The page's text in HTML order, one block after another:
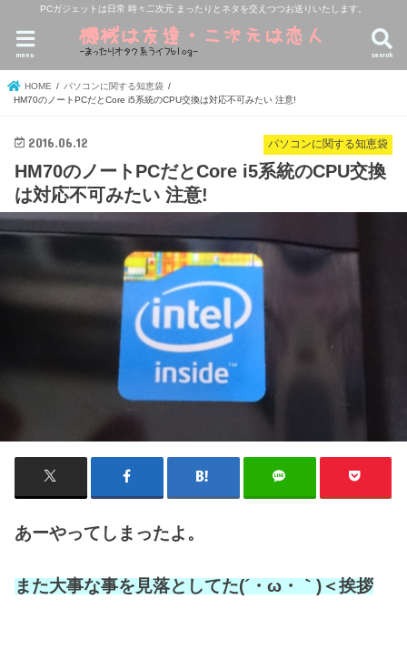
PCガジェットは日常 時々二次元 まったりとネタを交えつつお送りいたします。
search
menu
HOME
パソコンに関する知恵袋
HM70のノートPCだとCore i5系統のCPU交換は対応不可みたい 注意!
パソコンに関する知恵袋
2016.06.12
HM70のノートPCだとCore i5系統のCPU交換
は対応不可みたい 注意!
あーやってしまったよ。
また大事な事を見落としてた(´・ω・｀)＜挨拶